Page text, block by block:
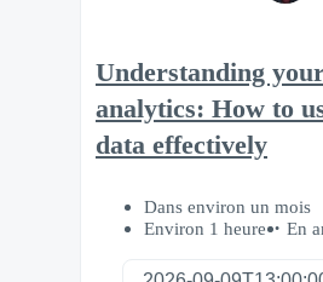
Understanding
analytics: How to
data effectively
Dans environ un mois
Environ 1 heure
En